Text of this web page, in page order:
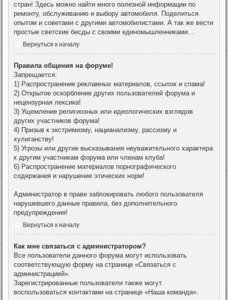
стран! Здесь можно найти много полезной информации по
ремонту, обслуживанию и выбору автомобиля. Поделиться
опытом и советами с другими автомобилистами. А так же вести
простые светские бесды с своими единомышленниками...
Вернуться к началу
Правила общения на форуме!
Запрещается:
1) Распространение рекламных материалов, ссылок и спама!
2) Открытое оскорбление других пользователей форума и
нецензурная лексика!
3) Ущемление религиозных или идеологических взглядов
других участников форума!
4) Призыв к экстримизму, нацианализму, рассизму и
хулиганству!
5) Угрозы или другие высказывания неуважительного характера
к другим участникам форума или членам клуба!
6) Распространение материалов порнографического
содержания и нарушение этических норм!
Администратор в праве заблокировать любого пользователя
нарушевшего данные правила, без дополнительного
предупреждения!
Вернуться к началу
Как мне связаться с администратором?
Все пользователи данного форума могут использовать
соответствующую форму на странице «Связаться с
администрацией».
Зарегистрированные пользователи также могут
воспользоваться контактами на странице «Наша команда».